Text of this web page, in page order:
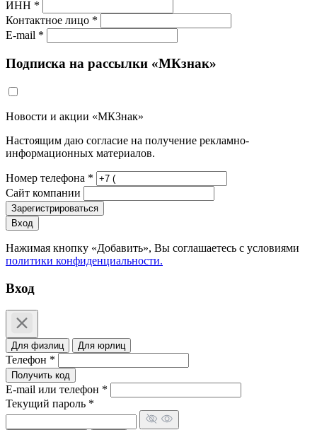
ИНН *
Контактное лицо *
E-mail *
Подписка на рассылки «МКзнак»
Новости и акции «МКЗнак»
Настоящим даю согласие на получение рекламно-
информационных материалов.
Номер телефона *
Сайт компании
Зарегистрироваться
Вход
Нажимая кнопку «Добавить», Вы соглашаетесь c условиями
политики конфиденциальности.
Вход
Для физлиц Для юрлиц
Телефон *
Получить код
E-mail или телефон *
Текущий пароль *